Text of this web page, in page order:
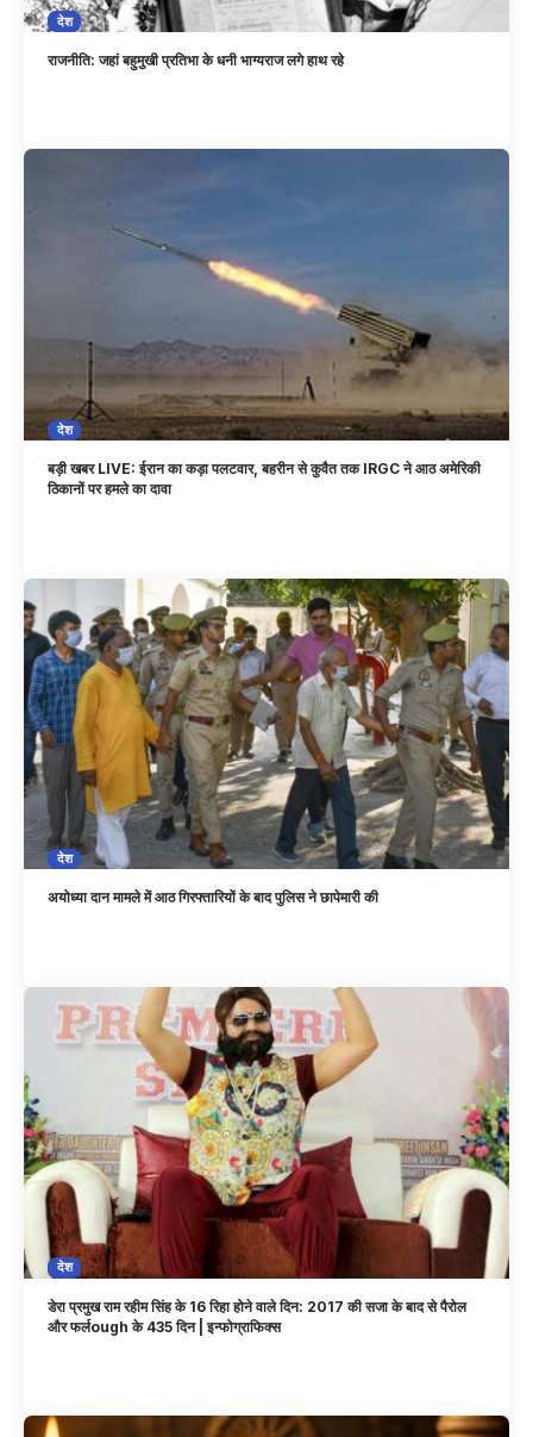
देश
राजनीति: जहां बहुमुखी प्रतिभा के धनी भाग्यराज लगे हाथ रहे
देश
बड़ी खबर LIVE: ईरान का कड़ा पलटवार, बहरीन से कुवैत तक IRGC ने आठ अमेरिकी
ठिकानों पर हमले का दावा
देश
अयोध्या दान मामले में आठ गिरफ्तारियों के बाद पुलिस ने छापेमारी की
देश
डेरा प्रमुख राम रहीम सिंह के 16 रिहा होने वाले दिन: 2017 की सजा के बाद से पैरोल
और फर्लough के 435 दिन | इन्फोग्राफिक्स